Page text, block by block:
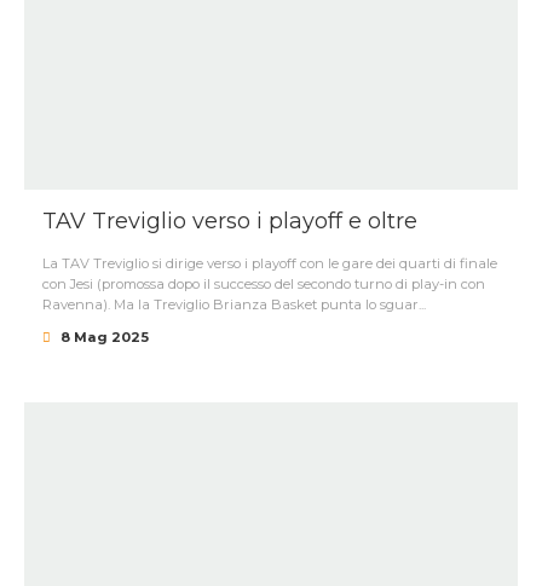
TAV Treviglio verso i playoff e oltre
La TAV Treviglio si dirige verso i playoff con le gare dei quarti di finale
con Jesi (promossa dopo il successo del secondo turno di play-in con
Ravenna). Ma la Treviglio Brianza Basket punta lo sguar...
8 Mag 2025